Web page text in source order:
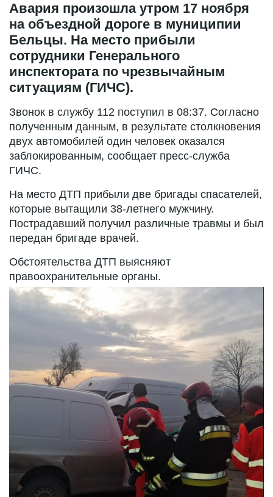
Авария произошла утром 17 ноября
на объездной дороге в муниципии
Бельцы. На место прибыли
сотрудники Генерального
инспектората по чрезвычайным
ситуациям (ГИЧС).
Звонок в службу 112 поступил в 08:37. Согласно
полученным данным, в результате столкновения
двух автомобилей один человек оказался
заблокированным, сообщает пресс-служба
ГИЧС.
На место ДТП прибыли две бригады спасателей,
которые вытащили 38-летнего мужчину.
Пострадавший получил различные травмы и был
передан бригаде врачей.
Обстоятельства ДТП выясняют
правоохранительные органы.